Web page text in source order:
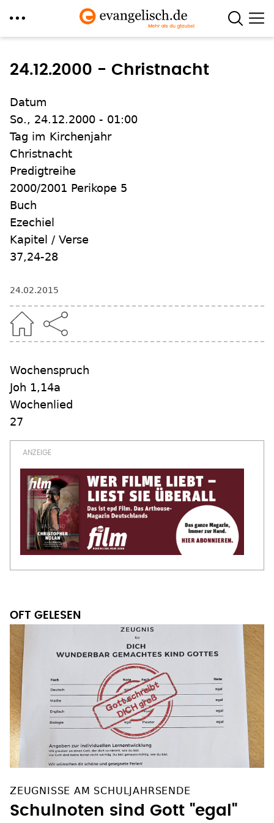
zum
24.12.2000 - Christnacht
Datum
So., 24.12.2000 - 01:00
Tag im Kirchenjahr
Christnacht
Predigtreihe
2000/2001 Perikope 5
Buch
Ezechiel
Kapitel / Verse
37,24-28
24.02.2015
Wochenspruch
Joh 1,14a
Wochenlied
27
OFT GELESEN
ZEUGNISSE AM SCHULJAHRSENDE
Schulnoten sind Gott "egal"